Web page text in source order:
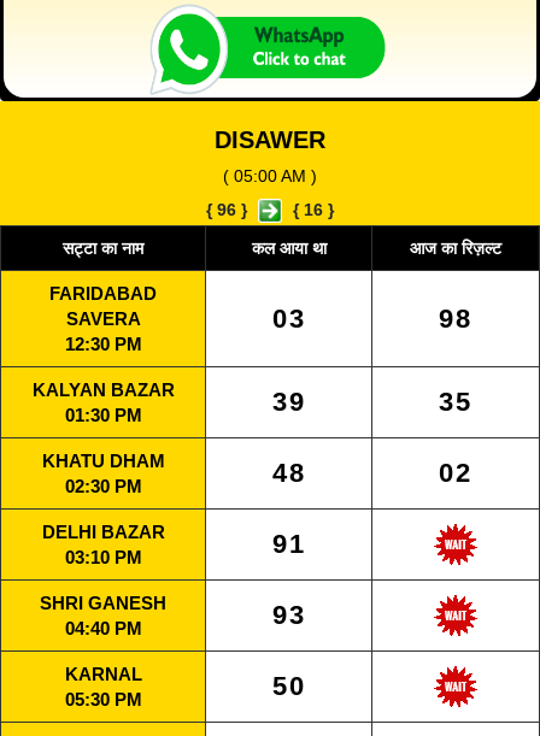
DISAWER
( 05:00 AM )
{96 } { 16 }
सट्टा का नाम कल आया था आज का रिज़ल्ट
FARIDABAD
SAVERA
12:30 PM
03 98
KALYAN BAZAR
01:30 PM
39 35
KHATU DHAM
02:30 PM
48 02
DELHI BAZAR
03:10 PM
91
SHRI GANESH
04:40 PM
93
KARNAL
05:30 PM
50